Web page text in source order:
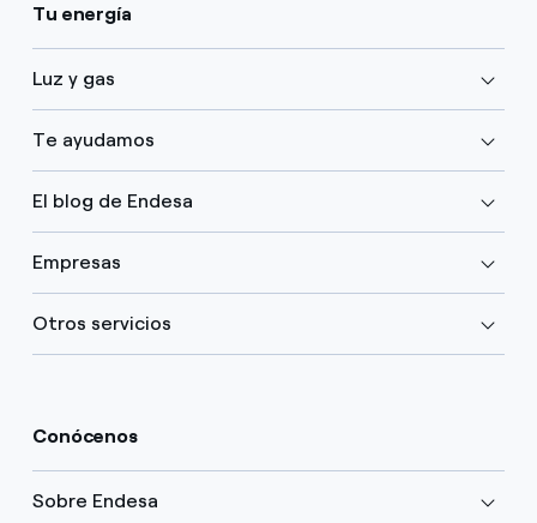
Tu energía
Luz y gas
Te ayudamos
El blog de Endesa
Empresas
Otros servicios
Conócenos
Sobre Endesa